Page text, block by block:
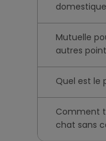
Mutuelle
autres
Quel est le
Comment
chat sans